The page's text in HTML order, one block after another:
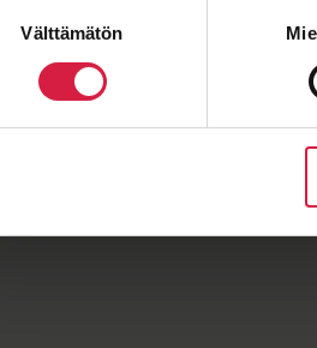
Välttämätön